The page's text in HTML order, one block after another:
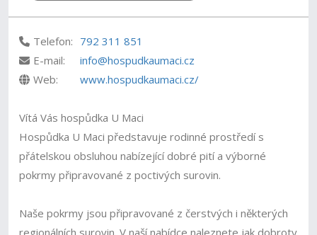
Telefon: 792 311 851
E-mail:
info@hospudkaumaci.cz
Web:
www.hospudkaumaci.cz/
Vítá Vás hospůdka U Maci
Hospůdka U Maci představuje rodinné prostředí s
přátelskou obsluhou nabízející dobré pití a výborné
pokrmy připravované z poctivých surovin.
Naše pokrmy jsou připravované z čerstvých i některých
regionálních surovin. V naší nabídce naleznete jak dobroty